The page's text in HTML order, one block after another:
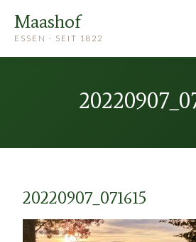
Maashof
ESSEN · SEIT 1822
20220907_071615